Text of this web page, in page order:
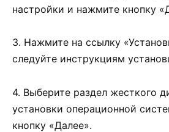
настройки и нажмите кнопку
3. Нажмите на ссылку
следуйте инструкциям
4. Выберите раздел жесткого
установки операционной
кнопку «Далее».